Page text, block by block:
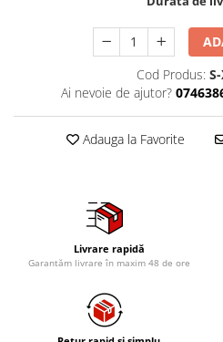
Pompe si Cilindri Hidraulici
Redresoare,Roboti
Curent
Schimb ulei
Chei buson baie ulei
Chei filtru ulei
Recuperatoare de ulei
Scule Ajutatoare
Scule De Mana si Unelte
Aparate de nituit si capsat
Cod Produs:
Ai nevoie de ajutor?
Adauga la Favorite
Livrare rapidă
Garantăm livrare în maxim 48 de ore